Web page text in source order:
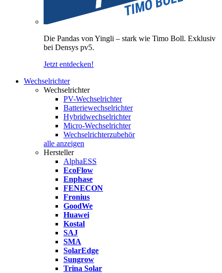
Die Pandas von Yingli – stark wie Timo Boll. Exklusiv
bei Densys pv5.
Jetzt entdecken!
Wechselrichter
Wechselrichter
PV-Wechselrichter
Batteriewechselrichter
Hybridwechselrichter
Micro-Wechselrichter
Wechselrichterzubehör
alle anzeigen
Hersteller
AlphaESS
EcoFlow
Enphase
FENECON
Fronius
GoodWe
Huawei
Kostal
SAJ
SMA
SolarEdge
Sungrow
Trina Solar